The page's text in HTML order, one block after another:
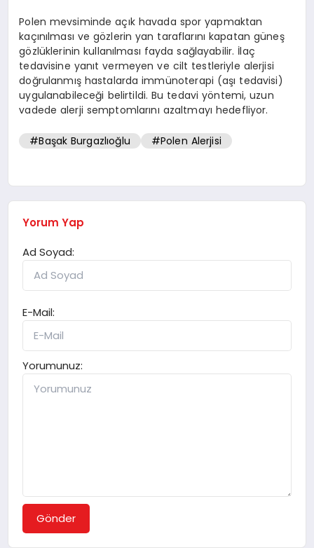
Polen mevsiminde açık havada spor yapmaktan
kaçınılması ve gözlerin yan taraflarını kapatan güneş
gözlüklerinin kullanılması fayda sağlayabilir. İlaç
tedavisine yanıt vermeyen ve cilt testleriyle alerjisi
doğrulanmış hastalarda immünoterapi (aşı tedavisi)
uygulanabileceği belirtildi. Bu tedavi yöntemi, uzun
vadede alerji semptomlarını azaltmayı hedefliyor.
#Başak Burgazlıoğlu #Polen Alerjisi
Yorum Yap
Ad Soyad:
E-Mail:
Yorumunuz:
Gönder